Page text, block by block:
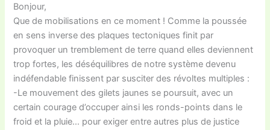
Bonjour,
Que de mobilisations en ce moment ! Comme la poussée
en sens inverse des plaques tectoniques finit par
provoquer un tremblement de terre quand elles deviennent
trop fortes, les déséquilibres de notre système devenu
indéfendable finissent par susciter des révoltes multiples :
-Le mouvement des gilets jaunes se poursuit, avec un
certain courage d’occuper ainsi les ronds-points dans le
froid et la pluie… pour exiger entre autres plus de justice